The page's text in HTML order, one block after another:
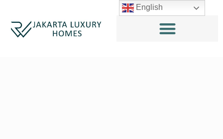
English